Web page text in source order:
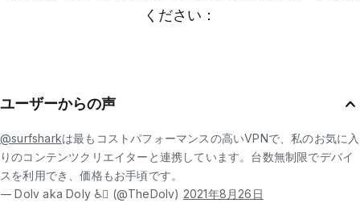
ください：
ユーザーからの声
@surfsharkは最もコストパフォーマンスの高いVPNで、私のお気に入
りのコンテンツクリエイターと連携しています。台数無制限でデバイ
スを利用でき、価格もお手頃です。
— Dolv aka Doly ♿️‍️‍⚧️ (@TheDolv) 2021年8月26日